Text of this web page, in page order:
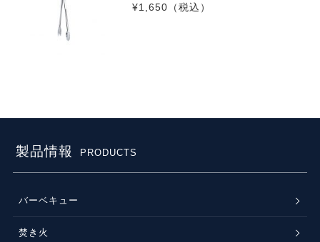
¥1,650 （税込）
製品情報 PRODUCTS
バーベキュー
焚き火